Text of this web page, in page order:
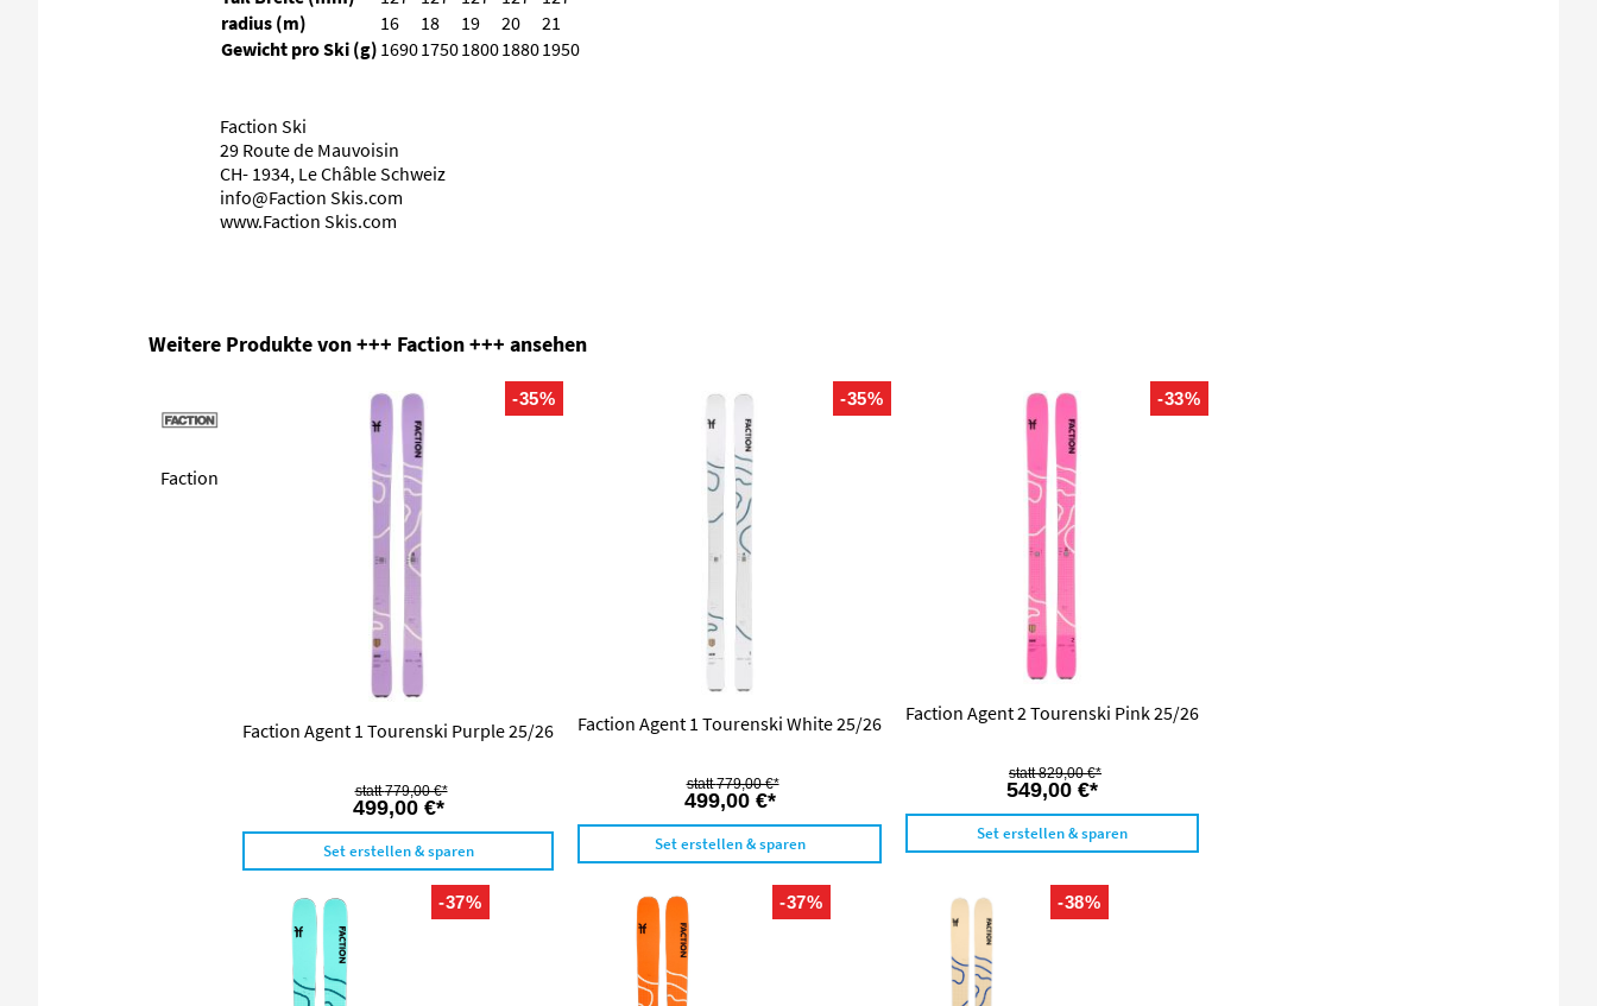
radius (m)
16 18 19 20
21
Gewicht pro Ski (g) 16901750180018801950
Faction Ski
29 Route de Mauvoisin
CH- 1934, Le Châble Schweiz
info@Faction Skis.com
www.Faction Skis.com
Produktgalerie überspringen
Weitere Produkte von +++ Faction +++ ansehen
Faction
-35%
Faction Agent 1 Tourenski Purple 25/26
499,00 €*
779,00 €*
Set erstellen & sparen
-35%
Faction Agent 1 Tourenski White 25/26
499,00 €*
779,00 €*
Set erstellen & sparen
-33%
Faction Agent 2 Tourenski Pink 25/26
549,00 €*
829,00 €*
Set erstellen & sparen
-37% -37% -38%